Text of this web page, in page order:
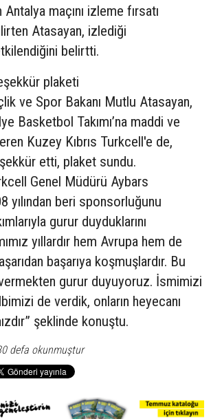
maçını izleme fırsatı
Atasayan, izlediği
belirtti.
plaketi
ve Spor Bakanı Mutlu Atasayan,
Basketbol Takımı’na maddi ve
Kuzey Kıbrıs Turkcell'e de,
etti, plaket sundu.
Genel Müdürü Aybars
yılından beri sponsorluğunu
gurur duyduklarını
yıllardır hem Avrupa hem de
başarıya koşmuşlardır. Bu
gurur duyuyoruz. İsmimizi
de verdik, onların heyecanı
şeklinde konuştu.
defa okunmuştur